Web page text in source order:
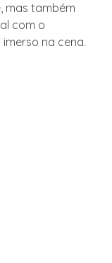
mas também
com o
na cena.